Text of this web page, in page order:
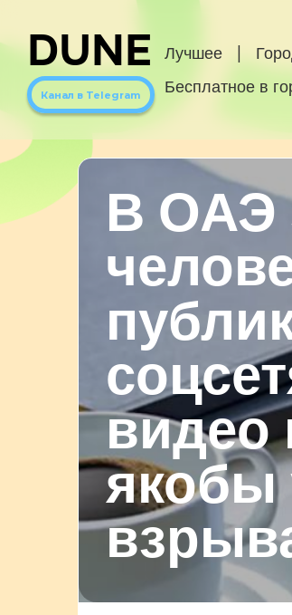
DUNE
Канал в Telegram
Лучшее
Бесплатное в
В ОАЭ
видео
якобы